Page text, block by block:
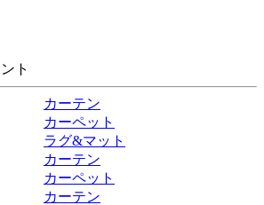
ト
品
カーテン
カーペット
ラグ&マット
カーテン
カーペット
問
カーテン